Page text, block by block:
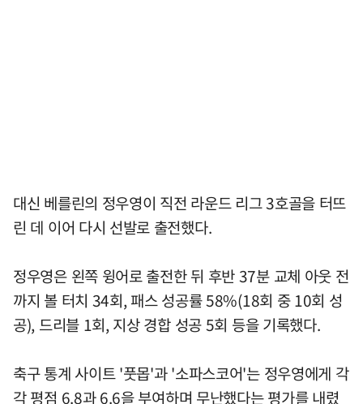
대신 베를린의 정우영이 직전 라운드 리그 3호골을 터뜨
린 데 이어 다시 선발로 출전했다.
정우영은 왼쪽 윙어로 출전한 뒤 후반 37분 교체 아웃 전
까지 볼 터치 34회, 패스 성공률 58%(18회 중 10회 성
공), 드리블 1회, 지상 경합 성공 5회 등을 기록했다.
축구 통계 사이트 '풋몹'과 '소파스코어'는 정우영에게 각
각 평점 6.8과 6.6을 부여하며 무난했다는 평가를 내렸